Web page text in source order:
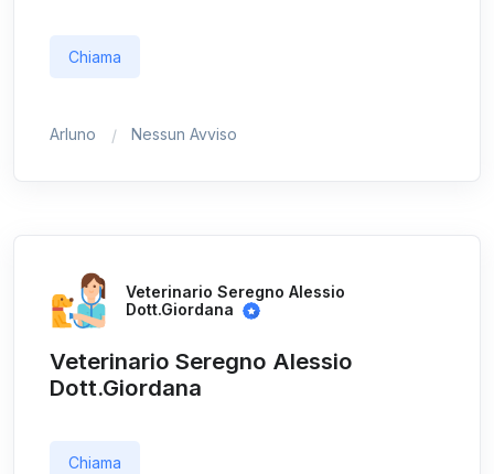
Chiama
Arluno Nessun Avviso
Veterinario Seregno Alessio
Dott.Giordana
Veterinario Seregno Alessio
Dott.Giordana
Chiama